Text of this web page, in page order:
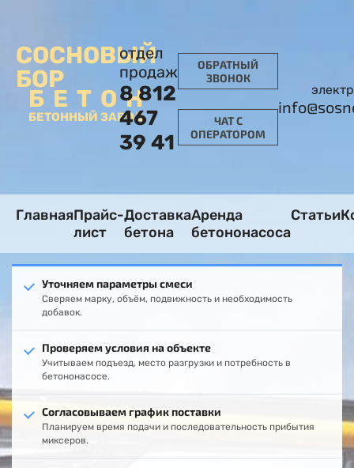
СОСНОВЫЙ
БОР
БЕТОН
БЕТОННЫЙ ЗАВОД
отдел
продаж
8 812
467
39 41
ОБРАТНЫЙ
ЗВОНОК
ЧАТ С
ОПЕРАТОРОМ
ГлавнаяПрайс-
лист
Доставка
бетона
Аренда
бетононасоса
Статьи
Уточняем параметры смеси
Сверяем марку, объём, подвижность и необходимость
добавок.
Проверяем условия на объекте
Учитываем подъезд, место разгрузки и потребность в
бетононасосе.
Согласовываем график поставки
Планируем время подачи и последовательность прибытия
миксеров.